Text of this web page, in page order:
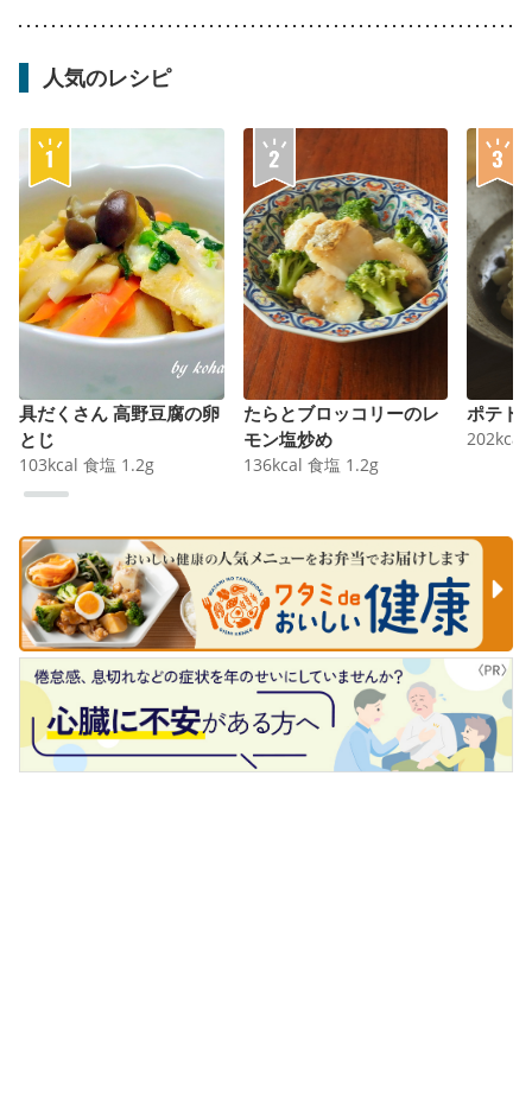
人気のレシピ
具だくさん 高野豆腐の卵
とじ
103kcal 食塩 1.2g
たらとブロッコリーのレ
モン塩炒め
136kcal 食塩 1.2g
ポテト
202kcal